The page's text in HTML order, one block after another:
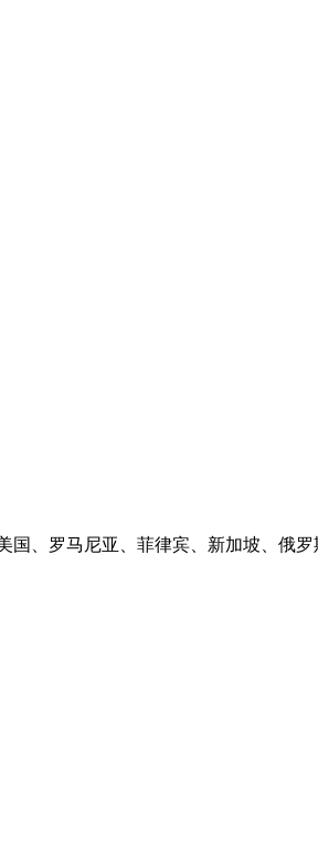
、罗马尼亚、菲律宾、新加坡、俄